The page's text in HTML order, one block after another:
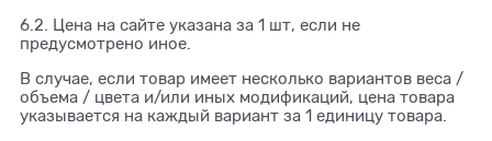
6.2. Цена на сайте указана за 1 шт, если не
предусмотрено иное.
В случае, если товар имеет несколько вариантов веса /
объема / цвета и/или иных модификаций, цена товара
указывается на каждый вариант за 1 единицу товара.